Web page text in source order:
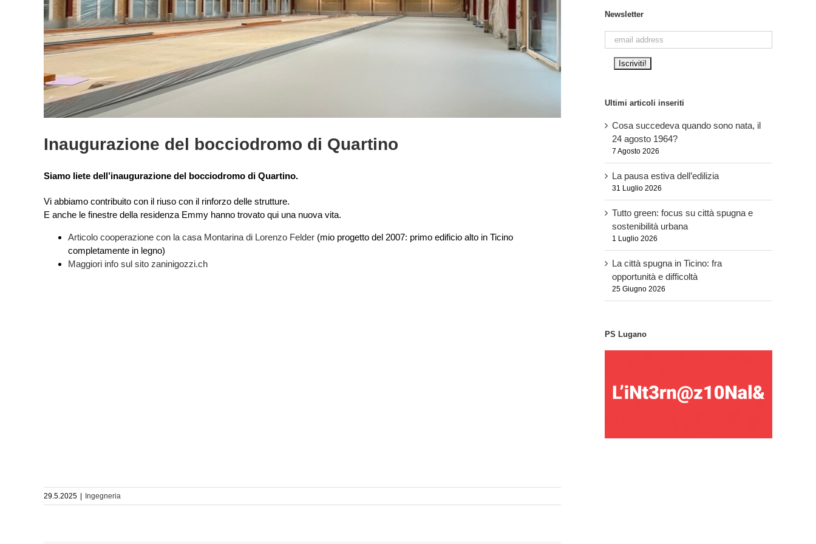
Inaugurazione del bocciodromo di Quartino
Siamo liete dell’inaugurazione del bocciodromo di Quartino.
Vi abbiamo contribuito con il riuso con il rinforzo delle strutture.
E anche le finestre della residenza Emmy hanno trovato qui una nuova vita.
Articolo cooperazione con la casa Montarina di Lorenzo Felder (mio progetto del 2007: primo edificio alto in Ticino
completamente in legno)
Maggiori info sul sito zaninigozzi.ch
29.5.2025 Ingegneria
Newsletter
Ultimi articoli inseriti
Cosa succedeva quando sono nata, il
24 agosto 1964?
7 Agosto 2026
La pausa estiva dell’edilizia
31 Luglio 2026
Tutto green: focus su città spugna e
sostenibilità urbana
1 Luglio 2026
La città spugna in Ticino: fra
opportunità e difficoltà
25 Giugno 2026
PS Lugano